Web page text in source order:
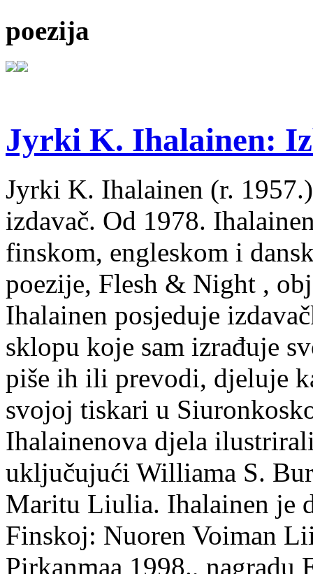
poezija
Jyrki K. Ihalainen:
Jyrki K. Ihalainen (r.
izdavač. Od 1978.
finskom, engleskom i
poezije, Flesh & Night ,
Ihalainen posjeduje
sklopu koje sam izrađuje
piše ih ili prevodi, djeluje
svojoj tiskari u
Ihalainenova djela
uključujući Williama S.
Maritu Liulia. Ihalainen je
Finskoj: Nuoren Voiman
Pirkanmaa 1998.,